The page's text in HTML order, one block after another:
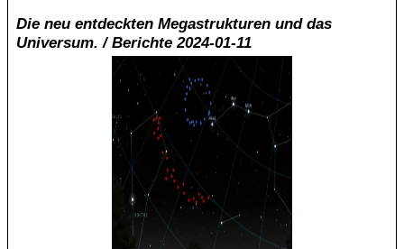
Die neu entdeckten Megastrukturen und das
Universum. / Berichte 2024-01-11